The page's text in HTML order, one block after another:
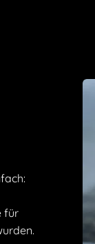
für